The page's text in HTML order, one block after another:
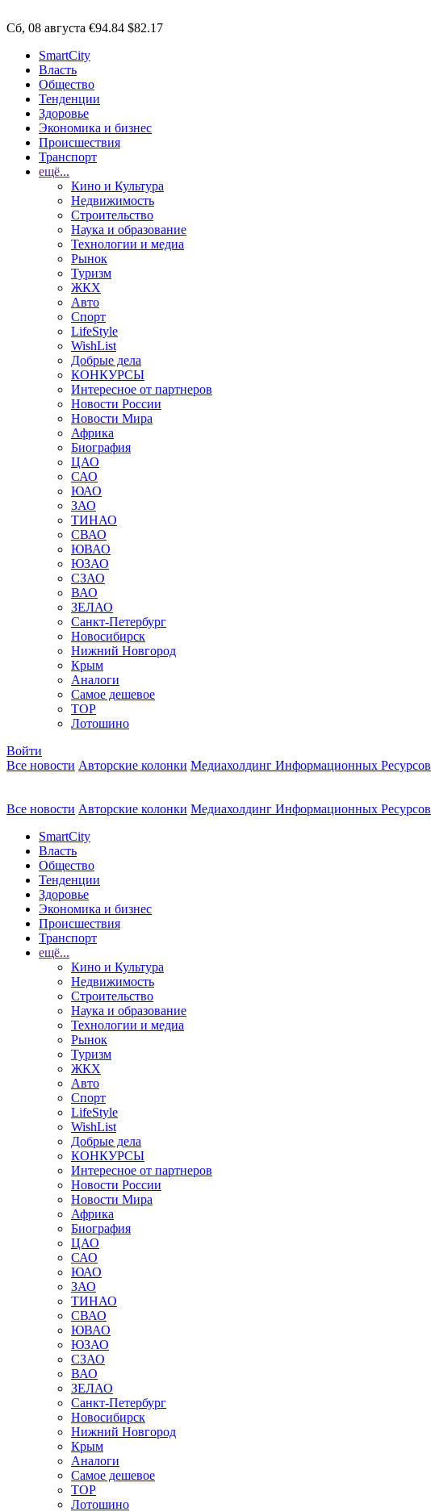
Сб, 08 августа €94.84 $82.17
SmartCity
Власть
Общество
Тенденции
Здоровье
Экономика и бизнес
Происшествия
Транспорт
ещё...
Кино и Культура
Недвижимость
Строительство
Наука и образование
Технологии и медиа
Рынок
Туризм
ЖКХ
Авто
Спорт
LifeStyle
WishList
Добрые дела
КОНКУРСЫ
Интересное от партнеров
Новости России
Новости Мира
Африка
Биография
ЦАО
САО
ЮАО
ЗАО
ТИНАО
СВАО
ЮВАО
ЮЗАО
СЗАО
ВАО
ЗЕЛАО
Санкт-Петербург
Новосибирск
Нижний Новгород
Крым
Аналоги
Самое дешевое
TOP
Лотошино
Войти
Все новости Авторские колонки Медиахолдинг Информационных Ресурсов
Все новости Авторские колонки Медиахолдинг Информационных Ресурсов
SmartCity
Власть
Общество
Тенденции
Здоровье
Экономика и бизнес
Происшествия
Транспорт
ещё...
Кино и Культура
Недвижимость
Строительство
Наука и образование
Технологии и медиа
Рынок
Туризм
ЖКХ
Авто
Спорт
LifeStyle
WishList
Добрые дела
КОНКУРСЫ
Интересное от партнеров
Новости России
Новости Мира
Африка
Биография
ЦАО
САО
ЮАО
ЗАО
ТИНАО
СВАО
ЮВАО
ЮЗАО
СЗАО
ВАО
ЗЕЛАО
Санкт-Петербург
Новосибирск
Нижний Новгород
Крым
Аналоги
Самое дешевое
TOP
Лотошино